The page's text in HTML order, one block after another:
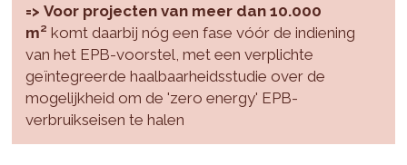
=>Voor projecten van meer dan 10.000
m²komt daarbij nóg een fase vóór de indiening
van het EPB-voorstel, met een verplichte
geïntegreerde haalbaarheidsstudie over de
mogelijkheid om de 'zero energy' EPB-
verbruikseisen te halen